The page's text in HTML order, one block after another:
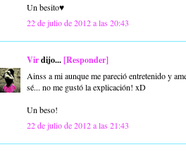
Un besito♥
22 de julio de 2012 a las 20:43
Virdijo...[Responder]
Ainss a mi aunque me pareció entretenido y
sé... no me gustó la explicación! xD
Un beso!
22 de julio de 2012 a las 21:43